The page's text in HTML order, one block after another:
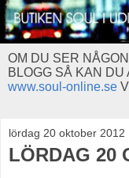
OM DU SER
BLOGG SÅ KAN
www.soul-online.se
lördag 20 oktober 2012
LÖRDAG 20